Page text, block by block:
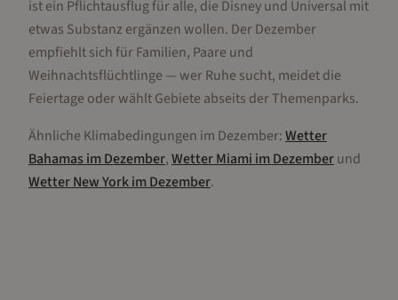
ist ein Pflichtausflug für alle, die Disney und Universal mit
etwas Substanz ergänzen wollen. Der Dezember
empfiehlt sich für Familien, Paare und
Weihnachtsflüchtlinge — wer Ruhe sucht, meidet die
Feiertage oder wählt Gebiete abseits der Themenparks.
Ähnliche Klimabedingungen im Dezember:Wetter
BahamasimDezember,WetterMiami imDezemberund
WetterNew YorkimDezember.